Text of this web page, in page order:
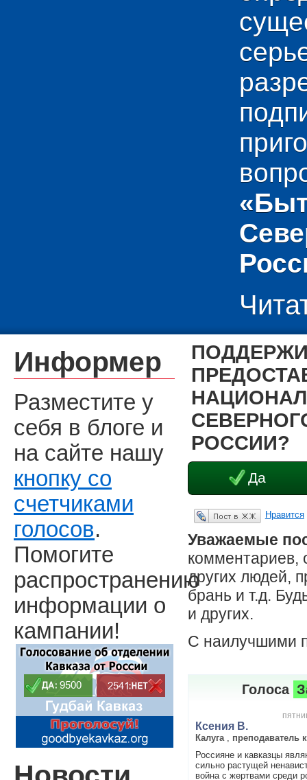
РОССИИ?
Да
Опубликовать в ЖЖ Нравится
Уважаемые
комментариев,
других людей,
брань и т.д.
и других.
С наилучшими
Голоса
Ксения В.
Калуга
преподаватель
Россияне и кавказцы
сильно растущей
война с жертвами среди
Информер
Разместите у
себя в блоге и
на сайте нашу
кнопку со
счетчиками
голосов.
Помогите
распространению
информации о
кампании!